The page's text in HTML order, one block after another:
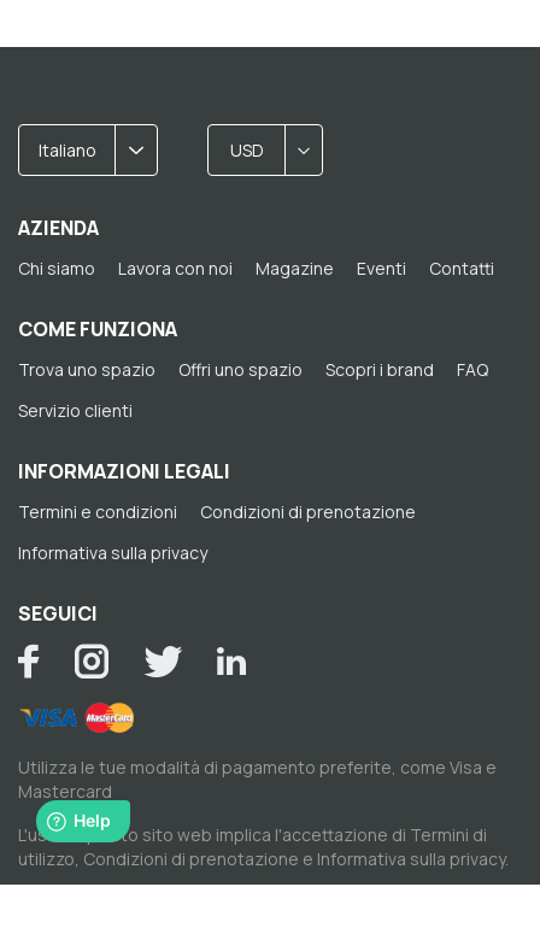
Italiano USD
AZIENDA
Chi siamo Lavora con noi Magazine Eventi Contatti
COME FUNZIONA
Trova uno spazio Offri uno spazio Scopri i brand
FAQ
Servizio clienti
INFORMAZIONI LEGALI
Termini e condizioni
Condizioni di prenotazione
Informativa sulla privacy
SEGUICI
Utilizza le tue modalità di pagamento preferite, come Visa e
Mastercard
L'uso di questo sito web implica l'accettazione di Termini di
utilizzo, Condizioni di prenotazione e Informativa sulla privacy.